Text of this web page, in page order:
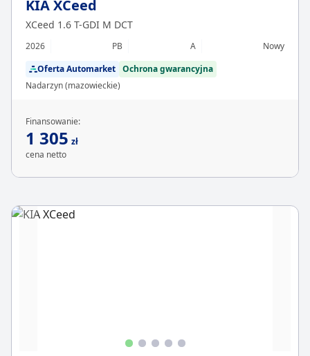
KIA XCeed
XCeed 1.6 T-GDI M DCT
2026 PB A
Nowy
Oferta Automarket Ochrona gwarancyjna
Nadarzyn (mazowieckie)
Finansowanie:
1 305 zł
cena netto